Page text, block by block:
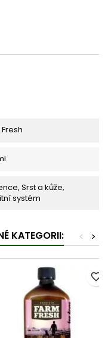
Srst a kůže,
systém
KATEGORII: >
<
favorite_border